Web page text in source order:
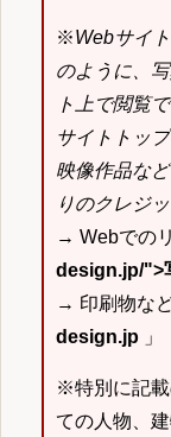
※Webサイ
のように、
ト上で閲覧
サイトトッ
映像作品な
りのクレジ
→ Webでの
design.jp/">
→ 印刷物な
design.jp 」
※特別に記載
ての人物、